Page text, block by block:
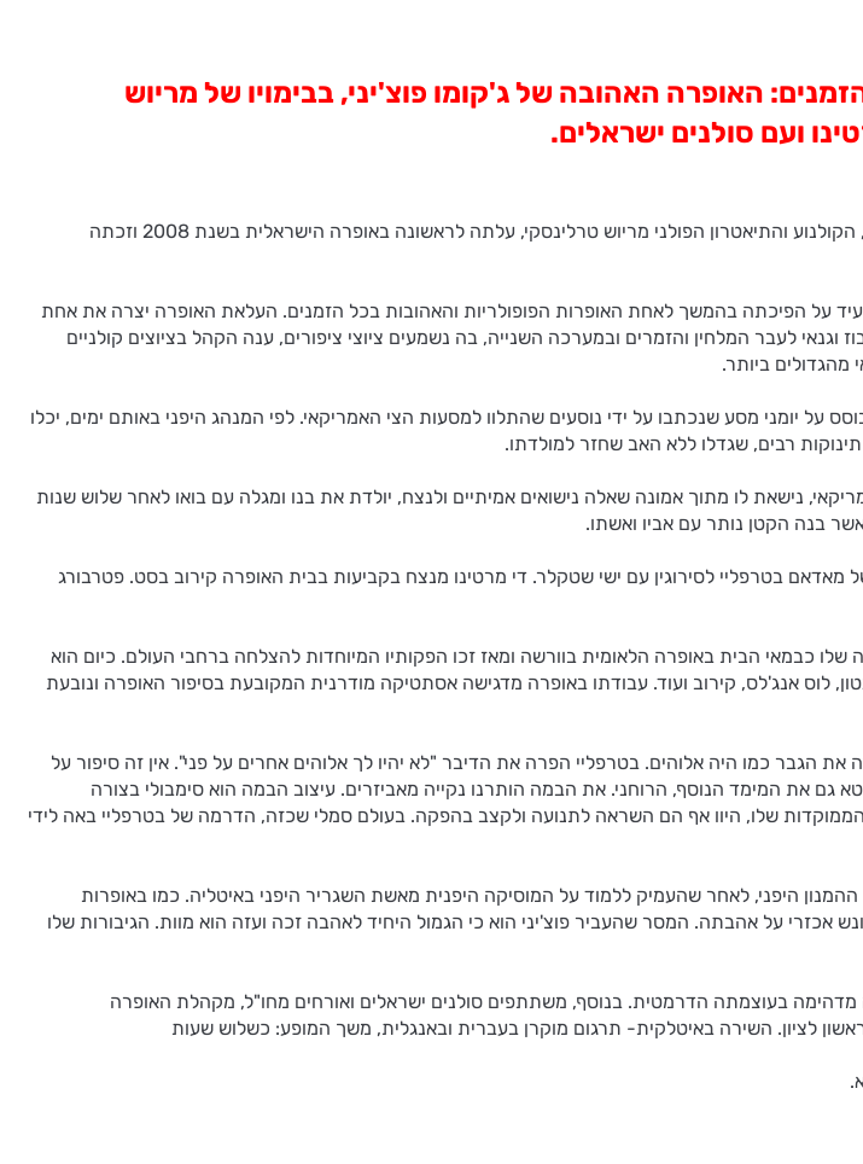
מהגדולים בכל הזמנים: האופרה האהובה של ג'קומו פוצ'יני, בבימויו של מריוש
ועם סולנים ישראלים.
"מאדאם בטרפליי", האופרה האהובה של ג'קומו פוצ'יני, בהפקת המופת בבימויו של במאי האופרה, הקולנוע והתיאטרון הפולני מריוש טרלינסקי, עלתה לראשונה באופרה הישראלית בשנת 2008 וזכתה
ב-17 בפברואר 1904 ב"לה סקאלה" מילאנו, לא העיד על הפיכתה בהמשך לאחת האופרות הפופולריות והאהובות בכל הזמנים. העלאת האופרה יצרה את אחת
לעבר המלחין והזמרים ובמערכה השנייה, בה נשמעים ציוצי ציפורים, ענה הקהל בציוצים קולניים
ביותר.
על יומני מסע שנכתבו על ידי נוסעים שהתלוו למסעות הצי האמריקאי. לפי המנהג היפני באותם ימים, יכלו
רבים, שגדלו ללא האב שחזר למולדתו.
בת 15, שמתאהבת בפינקרטון, קצין צי אמריקאי, נישאת לו מתוך אמונה שאלה נישואים אמיתיים ולנצח, יולדת את בנו ומגלה עם בואו לאחר שלוש שנות
בנה הקטן נותר עם אביו ואשתו.
בטרפליי לסירוגין עם ישי שטקלר. די מרטינו מנצח בקביעות בבית האופרה קירוב בסט. פטרבורג
כבמאי הבית באופרה הלאומית בוורשה ומאז זכו הפקותיו המיוחדות להצלחה ברחבי העולם. כיום הוא
לוס אנג'לס, קירוב ועוד. עבודתו באופרה מדגישה אסתטיקה מודרנית המקובעת בסיפור האופרה ונובעת
הגבר כמו היה אלוהים. בטרפליי הפרה את הדיבר "לא יהיו לך אלוהים אחרים על פני". אין זה סיפור על
גם את המימד הנוסף, הרוחני. את הבמה הותרנו נקייה מאביזרים. עיצוב הבמה הוא סימבולי בצורה
שלו, היוו אף הם השראה לתנועה ולקצב בהפקה. בעולם סמלי שכזה, הדרמה של בטרפליי באה לידי
היפני, לאחר שהעמיק ללמוד על המוסיקה היפנית מאשת השגריר היפני באיטליה. כמו באופרות
על אהבתה. המסר שהעביר פוצ'יני הוא כי הגמול היחיד לאהבה זכה ועזה הוא מוות. הגיבורות שלו
בעוצמתה הדרמטית. בנוסף, משתתפים סולנים ישראלים ואורחים מחו"ל, מקהלת האופרה
לציון. השירה באיטלקית- תרגום מוקרן בעברית ובאנגלית, משך המופע: כשלוש שעות